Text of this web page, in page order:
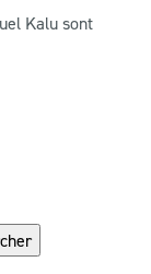
Kalu sont